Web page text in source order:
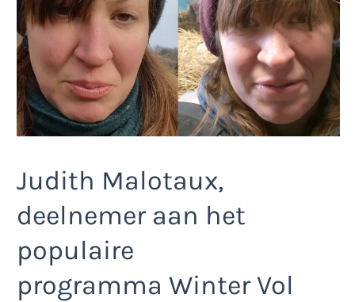
Judith Malotaux,
deelnemer aan het
populaire
programma Winter Vol